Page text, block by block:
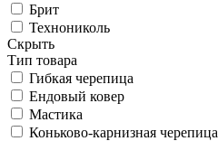
Брит
Технониколь
Скрыть
Тип товара
Гибкая черепица
Ендовый ковер
Мастика
Коньково-карнизная черепица